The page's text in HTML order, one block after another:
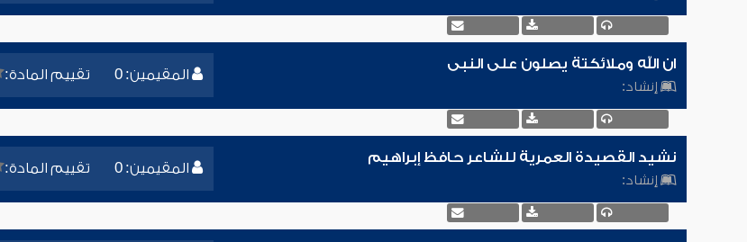
المقيمين: 0 تقييم المادة:
ان الله وملائكتة يصلون على النبى
إنشاد:
المقيمين: 0 تقييم المادة:
نشيد القصيدة العمرية للشاعر حافظ إبراهيم
إنشاد: